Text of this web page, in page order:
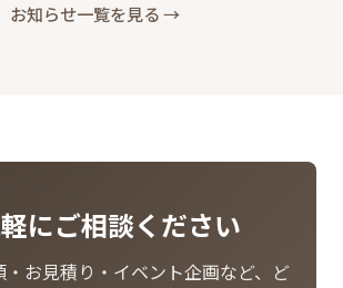
お知らせ一覧を見る →
にご相談ください
お見積り・イベント企画など、ど